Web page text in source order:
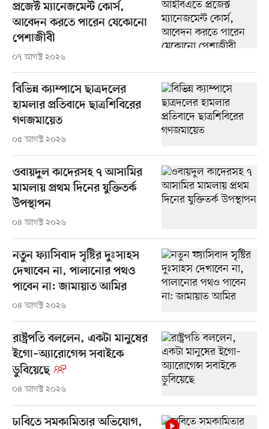
প্রজেক্ট ম্যানেজমেন্ট কোর্স,
আবেদন করতে পারেন যেকোনো
পেশাজীবী
০৭ আগস্ট ২০২৬
বিভিন্ন ক্যাম্পাসে ছাত্রদলের
হামলার প্রতিবাদে ছাত্রশিবিরের
গণজমায়েত
০৫ আগস্ট ২০২৬
ওবায়দুল কাদেরসহ ৭ আসামির
মামলায় প্রথম দিনের যুক্তিতর্ক
উপস্থাপন
০৪ আগস্ট ২০২৬
নতুন ফ্যাসিবাদ সৃষ্টির দুঃসাহস
দেখাবেন না, পালানোর পথও
পাবেন না: জামায়াত আমির
০৪ আগস্ট ২০২৬
রাষ্ট্রপতি বললেন, একটা মানুষের
ইগো–অ্যারোগেন্স সবাইকে
ডুবিয়েছে
০৪ আগস্ট ২০২৬
ঢাবিতে সমকামিতার অভিযোগ,